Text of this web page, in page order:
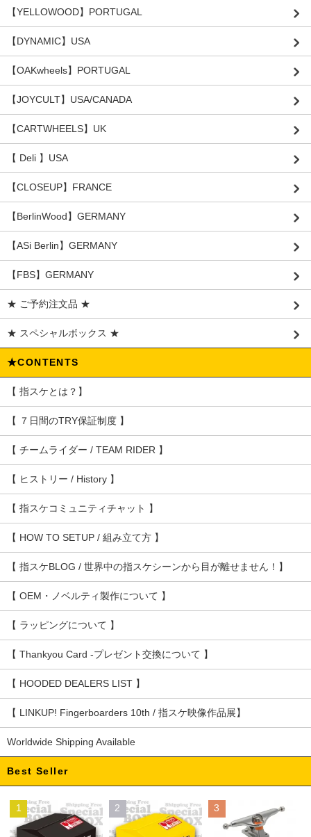
【YELLOWOOD】PORTUGAL
【DYNAMIC】USA
【OAKwheels】PORTUGAL
【JOYCULT】USA/CANADA
【CARTWHEELS】UK
【 Deli 】USA
【CLOSEUP】FRANCE
【BerlinWood】GERMANY
【ASi Berlin】GERMANY
【FBS】GERMANY
★ ご予約注文品 ★
★ スペシャルボックス ★
★CONTENTS
【 指スケとは？】
【 ７日間のTRY保証制度 】
【 チームライダー / TEAM RIDER 】
【 ヒストリー / History 】
【 指スケコミュニティチャット 】
【 HOW TO SETUP / 組み立て方 】
【 指スケBLOG / 世界中の指スケシーンから目が離せません！】
【 OEM・ノベルティ製作について 】
【 ラッピングについて 】
【 Thankyou Card -プレゼント交換について 】
【 HOODED DEALERS LIST 】
【 LINKUP! Fingerboarders 10th / 指スケ映像作品展】
Worldwide Shipping Available
Best Seller
1 2 3